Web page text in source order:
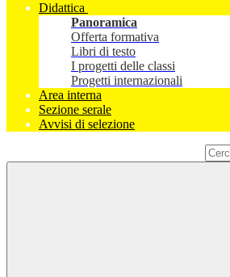
Didattica
Panoramica
Offerta formativa
Libri di testo
I progetti delle classi
Progetti internazionali
Area interna
Sezione serale
Avvisi di selezione